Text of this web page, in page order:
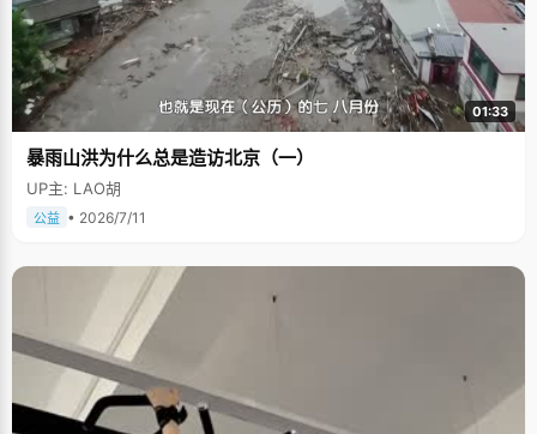
01:33
暴雨山洪为什么总是造访北京（一）
UP主: LAO胡
公益 • 2026/7/11